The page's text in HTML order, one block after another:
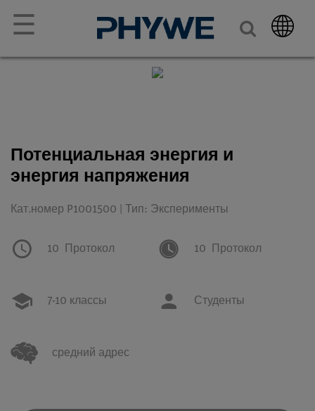
☰
Потенциальная энергия и
энергия напряжения
Кат.номер P1001500 | Тип: Эксперименты
10 Протокол 10 Протокол
7-10 классы Студенты
средний адрес